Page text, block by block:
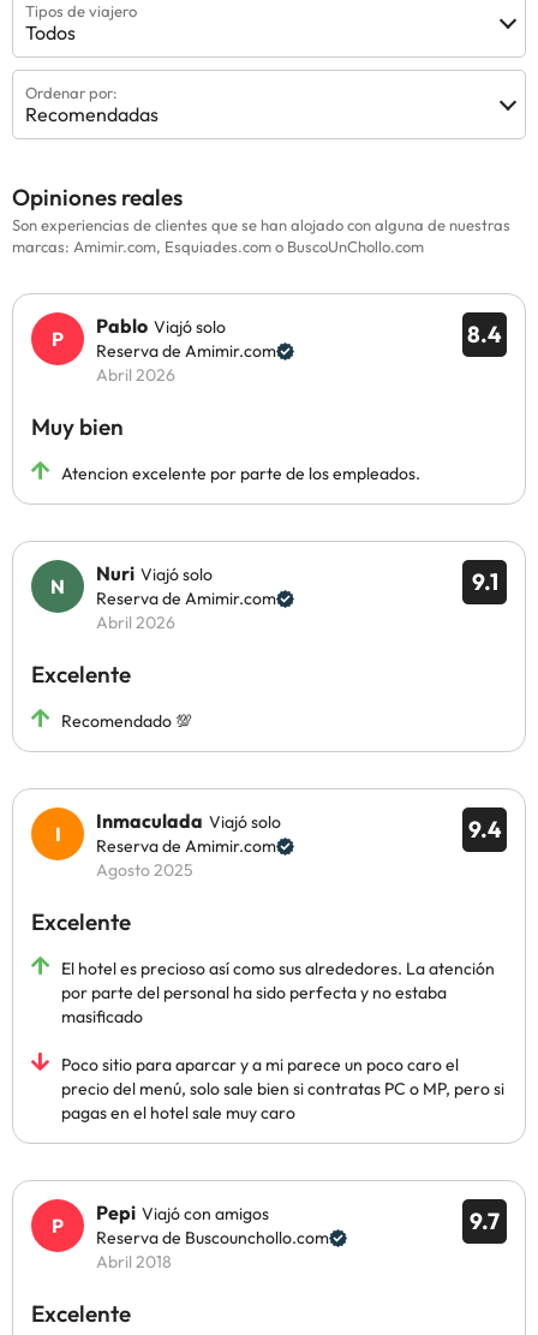
Tipos de viajero
Todos
Ordenar por:
Recomendadas
Opiniones reales
Son experiencias de clientes que se han alojado con alguna de nuestras
marcas: Amimir.com, Esquiades.com o BuscoUnChollo.com
8.4
Pablo Viajó solo
Reserva de Amimir.com
Abril 2026
Muy bien
Atencion excelente por parte de los empleados.
9.1
Nuri Viajó solo
Reserva de Amimir.com
Abril 2026
Excelente
Recomendado 💯
9.4
Inmaculada Viajó solo
Reserva de Amimir.com
Agosto 2025
Excelente
El hotel es precioso así como sus alrededores. La atención
por parte del personal ha sido perfecta y no estaba
masificado
Poco sitio para aparcar y a mi parece un poco caro el
precio del menú, solo sale bien si contratas PC o MP, pero si
pagas en el hotel sale muy caro
9.7
Pepi Viajó con amigos
Reserva de Buscounchollo.com
Abril 2018
Excelente